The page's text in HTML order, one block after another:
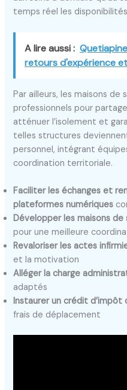
temps réel les
A lire aussi :
retours d'expérience
Par ailleurs, les maisons
professionnels pour
atténuer l’isolement et
telles structures
personnel, intégrant
coordination territoriale.
Faciliter les échanges et
plateformes numériques
Développer les maisons
pour une meilleure
Revaloriser les actes
et la motivation
Alléger la charge
adaptés
Instaurer un crédit d’impôt
frais de déplacement